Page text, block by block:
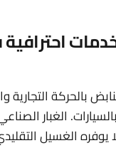
احترافية
بالحركة التجارية
الغبار
يوفره الغسيل